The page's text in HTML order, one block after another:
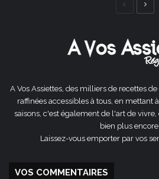
Page
A Vos Assiettes, des milliers de recettes
raffinées accessibles à tous, en mettant
saisons, c'est également de l'art de
bien plus encore
Laissez-vous emporter par vos
VOS COMMENTAIRES